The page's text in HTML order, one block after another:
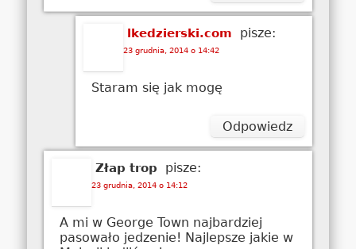
lkedzierski.com pisze:
23 grudnia, 2014 o 14:42
Staram się jak mogę
Odpowiedz
Złap trop pisze:
23 grudnia, 2014 o 14:12
A mi w George Town najbardziej
pasowało jedzenie! Najlepsze jakie w